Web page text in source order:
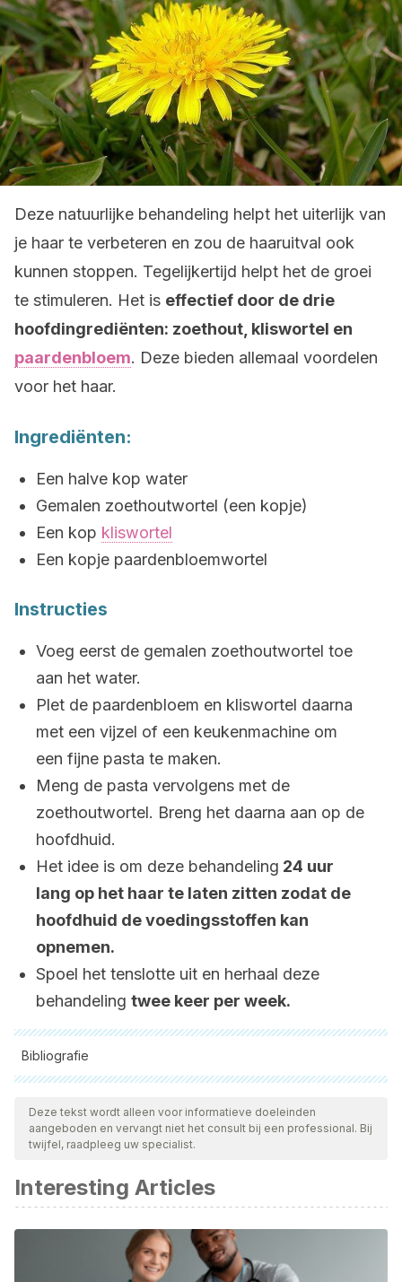
Deze natuurlijke behandeling helpt het uiterlijk van
je haar te verbeteren en zou de haaruitval ook
kunnen stoppen. Tegelijkertijd helpt het de groei
te stimuleren. Het is effectief door de drie
hoofdingrediënten: zoethout, kliswortel en
paardenbloem. Deze bieden allemaal voordelen
voor het haar.
Ingrediënten:
Een halve kop water
Gemalen zoethoutwortel (een kopje)
Een kop kliswortel
Een kopje paardenbloemwortel
Instructies
Voeg eerst de gemalen zoethoutwortel toe
aan het water.
Plet de paardenbloem en kliswortel daarna
met een vijzel of een keukenmachine om
een fijne pasta te maken.
Meng de pasta vervolgens met de
zoethoutwortel. Breng het daarna aan op de
hoofdhuid.
Het idee is om deze behandeling 24 uur
lang op het haar te laten zitten zodat de
hoofdhuid de voedingsstoffen kan
opnemen.
Spoel het tenslotte uit en herhaal deze
behandeling twee keer per week.
Bibliografie
Alle aangehaalde bronnen zijn grondig gecontroleerd door
ons team om hun kwaliteit, betrouwbaarheid, actualiteit en
geldigheid te waarborgen. De bibliografie van dit artikel werd
Salcedo Rodríguez GM. (2018).
clínicos, paraclínicos e histológicos en mujeres con pérdida
de pelo de patrón femenino en el servicio de consulta
externa Méderi año 2016-2017.Universidad del Rosario.
Deze tekst wordt alleen voor informatieve doeleinden
aangeboden en vervangt niet het consult bij een professional. Bij
twijfel, raadpleeg uw specialist.
Interesting Articles